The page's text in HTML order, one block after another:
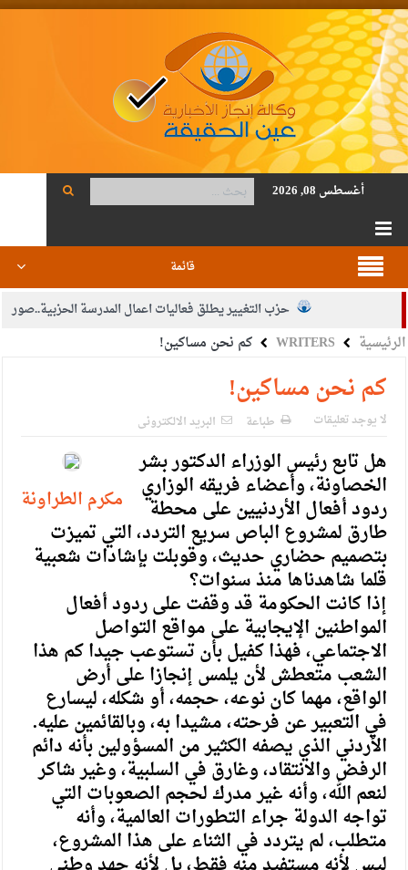
أغسطس 08, 2026
قائمة
حزب التغيير يطلق فعاليات اعمال المدرسة الحزبية..صور
الجيش يفتح باب التجنيد لحملة البكالوريوس في الحقوق والقانون
بيان اجتماع عمّان:دعم الوصاية الهاشمية التاريخية على المقدسات
الإسلامية والمسيحية
الأمن يتلف 16 مليون حبة كبتاجون و1480 كغم مواد مخدرة
النواب يقر مشروع تعديل قانون الملكية العقارية
القاضي يلتقي رؤساء تحرير الصحف اليومية ويؤكد حرص مجلس
النواب على شراكة فاعلة مع الإعلام
دعوة المكلفين بخدمة العلم (الدفعة الثالثة) إلى مراجعة منصة خدمة
العلم
الملك يلتقي مجموعة من رفاق السلاح
الملك يتلقى اتصالا هاتفيا من العاهل البحريني
القاضي محمود أحمد فريحات.. مبارك ومزيدا من التوفيق
الرئيسية WRITERS كم نحن مساكين!
كم نحن مساكين!
لا يوجد تعليقات طباعة البريد الالكترونى
مكرم الطراونة
هل تابع رئيس الوزراء الدكتور بشر
الخصاونة، وأعضاء فريقه الوزاري
ردود أفعال الأردنيين على محطة
طارق لمشروع الباص سريع التردد، التي تميزت
بتصميم حضاري حديث، وقوبلت بإشادات شعبية
قلما شاهدناها منذ سنوات؟
إذا كانت الحكومة قد وقفت على ردود أفعال
المواطنين الإيجابية على مواقع التواصل
الاجتماعي، فهذا كفيل بأن تستوعب جيدا كم هذا
الشعب متعطش لأن يلمس إنجازا على أرض
الواقع، مهما كان نوعه، حجمه، أو شكله، ليسارع
في التعبير عن فرحته، مشيدا به، وبالقائمين عليه.
الأردني الذي يصفه الكثير من المسؤولين بأنه دائم
الرفض والانتقاد، وغارق في السلبية، وغير شاكر
لنعم الله، وأنه غير مدرك لحجم الصعوبات التي
تواجه الدولة جراء التطورات العالمية، وأنه
متطلب، لم يتردد في الثناء على هذا المشروع،